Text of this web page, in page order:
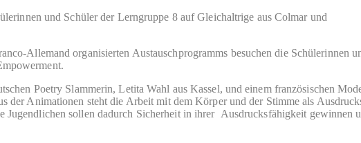
und Schüler der Lerngruppe 8 auf Gleichaltrige aus Colmar und
Allemand organisierten Austauschprogramms besuchen die Schülerinnen
Poetry Slammerin, Letita Wahl aus Kassel, und einem französischen
der Animationen steht die Arbeit mit dem Körper und der Stimme als
sollen dadurch Sicherheit in ihrer Ausdrucksfähigkeit gewinnen